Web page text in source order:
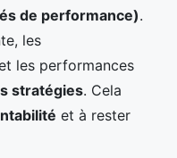
de performance).
les
les performances
stratégies. Cela
et à rester